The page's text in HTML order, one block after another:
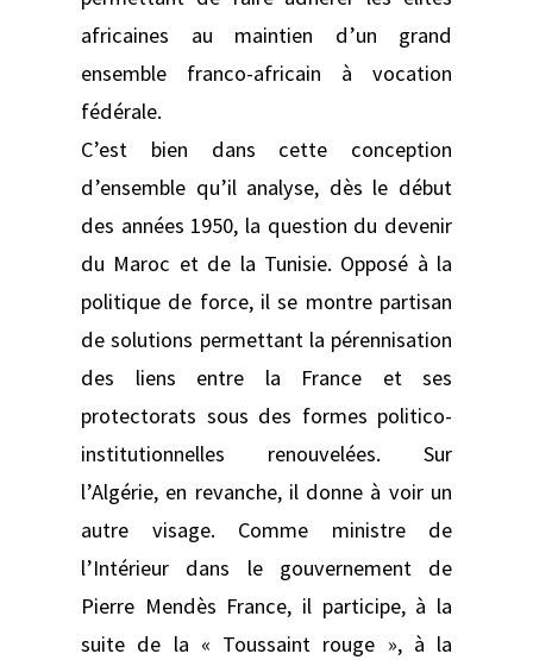
africaines au maintien d’un grand
ensemble franco-africain à vocation
fédérale.
C’est bien dans cette conception
d’ensemble qu’il analyse, dès le début
des années 1950, la question du devenir
du Maroc et de la Tunisie. Opposé à la
politique de force, il se montre partisan
de solutions permettant la pérennisation
des liens entre la France et ses
protectorats sous des formes politico-
institutionnelles renouvelées. Sur
l’Algérie, en revanche, il donne à voir un
autre visage. Comme ministre de
l’Intérieur dans le gouvernement de
Pierre Mendès France, il participe, à la
suite de la « Toussaint rouge », à la